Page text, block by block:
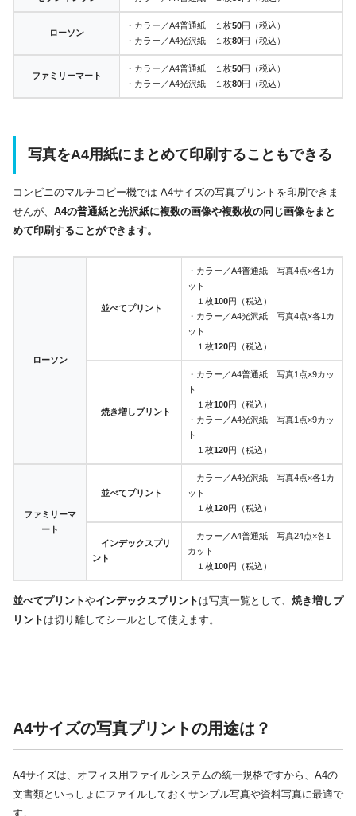
ローソン
・カラー／A4普通紙 １枚50円（税込）
・カラー／A4光沢紙 １枚80円（税込）
ファミリーマート
・カラー／A4普通紙 １枚50円（税込）
・カラー／A4光沢紙 １枚80円（税込）
写真をA4用紙にまとめて印刷することもできる
コンビニのマルチコピー機では A4サイズの写真プリントを印刷できま
せんが、 A4の普通紙と光沢紙に複数の画像や複数枚の同じ画像をまと
めて印刷することができます。
ローソン
並べてプリント
・カラー／A4普通紙 写真4点×各1カ
ット
１枚100円（税込）
・カラー／A4光沢紙 写真4点×各1カ
ット
１枚120円（税込）
焼き増しプリント
・カラー／A4普通紙 写真1点×9カッ
ト
１枚100円（税込）
・カラー／A4光沢紙 写真1点×9カッ
ト
１枚120円（税込）
ファミリーマ
ート
並べてプリント
カラー／A4光沢紙 写真4点×各1カ
ット
１枚120円（税込）
インデックスプリ
ント
カラー／A4普通紙 写真24点×各1
カット
１枚100円（税込）
並べてプリントやインデックスプリント は写真一覧として、 焼き増しプ
リント は切り離してシールとして使えます。
A4サイズの写真プリントの用途は？
A4サイズは、オフィス用ファイルシステムの統一規格ですから、A4の
文書類といっしょにファイルしておくサンプル写真や資料写真に最適で
す。